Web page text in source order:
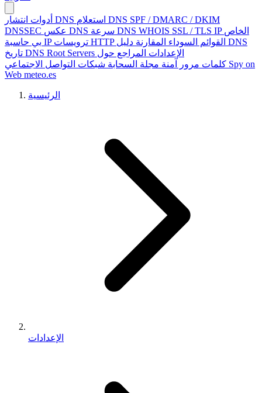
أدوات انتشار DNS استعلام DNS SPF / DMARC / DKIM
DNSSEC
عكس DNS سرعة DNS WHOIS SSL / TLS IP الخاص
بي حاسبة IP ترويسات HTTP القوائم السوداء المقارنة
دليل DNS
تاريخ DNS Root Servers الإعدادات المراجع حول
كلمات مرور آمنة مجلة السحابة
Spy on
Web meteo.es
الرئيسية
الإعدادات